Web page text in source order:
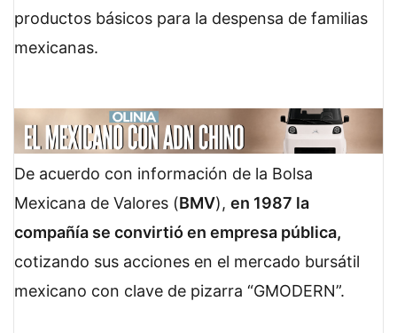
productos básicos para la despensa de familias
mexicanas.
De acuerdo con información de la Bolsa
Mexicana de Valores (BMV), en 1987 la
compañía se convirtió en empresa pública,
cotizando sus acciones en el mercado bursátil
mexicano con clave de pizarra “GMODERN”.